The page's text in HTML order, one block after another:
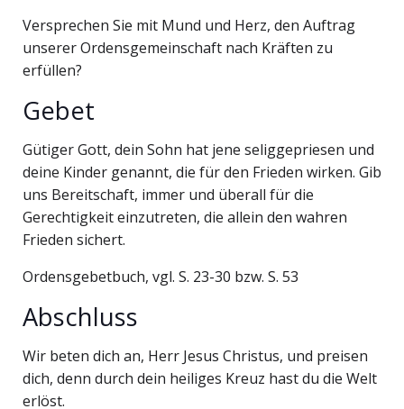
Versprechen Sie mit Mund und Herz, den Auftrag
unserer Ordensgemeinschaft nach Kräften zu
erfüllen?
Gebet
Gütiger Gott, dein Sohn hat jene seliggepriesen und
deine Kinder genannt, die für den Frieden wirken. Gib
uns Bereitschaft, immer und überall für die
Gerechtigkeit einzutreten, die allein den wahren
Frieden sichert.
Ordensgebetbuch, vgl. S. 23-30 bzw. S. 53
Abschluss
Wir beten dich an, Herr Jesus Christus, und preisen
dich, denn durch dein heiliges Kreuz hast du die Welt
erlöst.